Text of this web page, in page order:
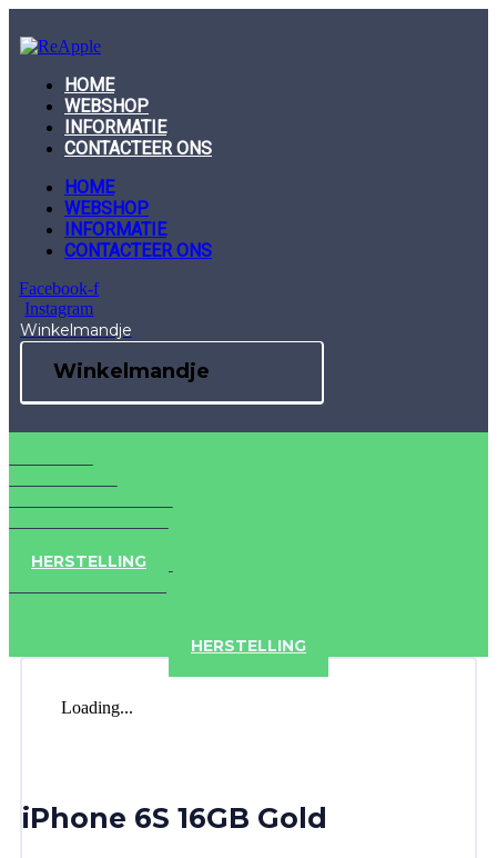
to
content
HOME
WEBSHOP
INFORMATIE
CONTACTEER ONS
HOME
WEBSHOP
INFORMATIE
CONTACTEER ONS
Facebook-f
Instagram
Winkelmandje
Winkelmandje
HERSTELLING
HERSTELLING
Loading...
iPhone 6S 16GB Gold